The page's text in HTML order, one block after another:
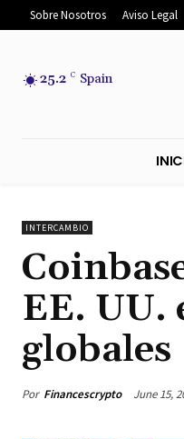
Sobre Nosotros Aviso Legal
25.2 C Spain
INTERCAMBIO
EE.
globales
Por Financescrypto June 15,